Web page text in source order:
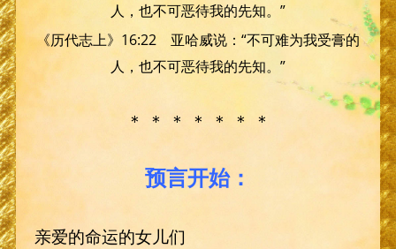
人，也不可恶待我的先知。”
《历代志上》16:22 亚哈威说：“不可难为我受膏的
人，也不可恶待我的先知。”
＊ ＊ ＊ ＊ ＊ ＊ ＊
预言开始：
亲爱的命运的女儿们